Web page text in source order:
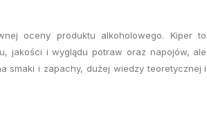
oceny produktu alkoholowego. Kiper to
jakości i wyglądu potraw oraz napojów, ale
smaki i zapachy, dużej wiedzy teoretycznej i